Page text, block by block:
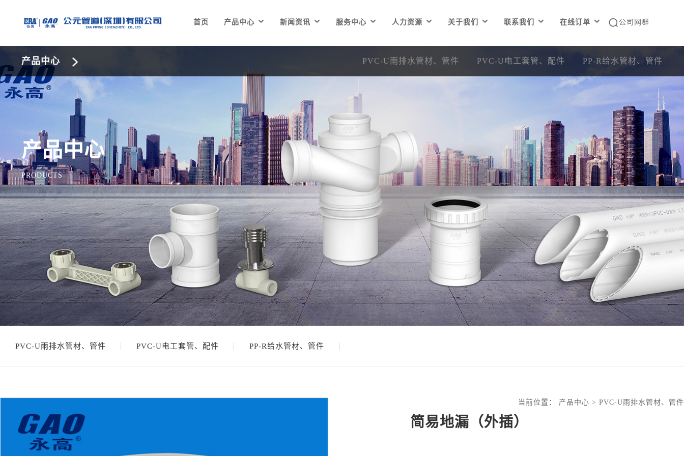
首页 产品中心  新闻资讯  服务中心  人力资源  关于我们  联系我们  在线订单   公司网群
产品中心 PVC-U雨排水管材、管件 PVC-U电工套管、配件 PP-R给水管材、管件
产品中心
PRODUCTS
PVC-U雨排水管材、管件 PVC-U电工套管、配件 PP-R给水管材、管件
当前位置： 产品中心 > PVC-U雨排水管材、管件
简易地漏（外插）